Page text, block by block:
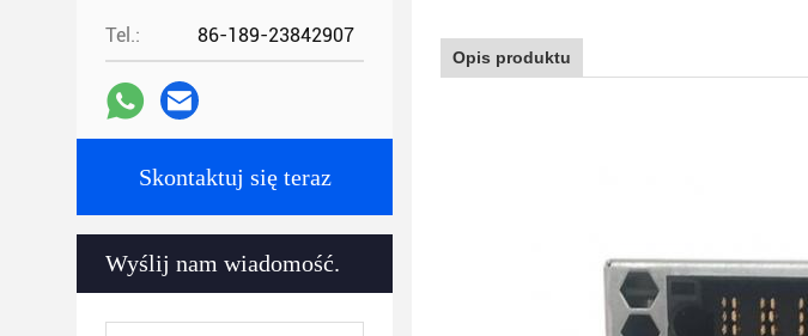
Tel.: 86-189-23842907
Skontaktuj się teraz
Wyślij nam wiadomość.
Opis produktu